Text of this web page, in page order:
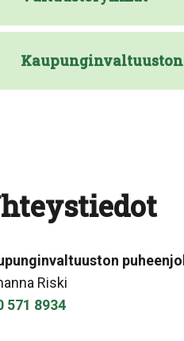
Riski
571 8934